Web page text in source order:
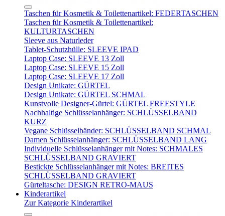
Taschen für Kosmetik & Toilettenartikel: FEDERTASCHEN
Taschen für Kosmetik & Toilettenartikel:
KULTURTASCHEN
Sleeve aus Naturleder
Tablet-Schutzhülle: SLEEVE IPAD
Laptop Case: SLEEVE 13 Zoll
Laptop Case: SLEEVE 15 Zoll
Laptop Case: SLEEVE 17 Zoll
Design Unikate: GÜRTEL
Design Unikate: GÜRTEL SCHMAL
Kunstvolle Designer-Gürtel: GÜRTEL FREESTYLE
Nachhaltige Schlüsselanhänger: SCHLÜSSELBAND
KURZ
Vegane Schlüsselbänder: SCHLÜSSELBAND SCHMAL
Damen Schlüsselanhänger: SCHLÜSSELBAND LANG
Individuelle Schlüsselanhänger mit Notes: SCHMALES
SCHLÜSSELBAND GRAVIERT
Bestickte Schlüsselanhänger mit Notes: BREITES
SCHLÜSSELBAND GRAVIERT
Gürteltasche: DESIGN RETRO-MAUS
Kinderartikel
Zur Kategorie Kinderartikel